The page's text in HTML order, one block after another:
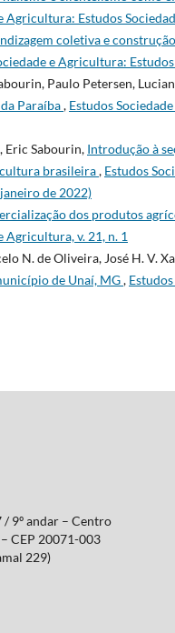
Agricultura: Estudos
coletiva e
e Agricultura:
Paulo Petersen,
Paraíba, Estudos
Eric Sabourin, Introdução à
brasileira, Estudos
de 2022)
dos produtos
Agricultura, v. 21, n. 1
N. de Oliveira, José H. V.
de Unaí, MG,
/ 9º andar – Centro
CEP 20071-003
229)